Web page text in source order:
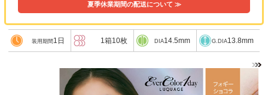
夏季休業期間の配送について ≫
装用期間 1日 1箱10枚 DIA14.5mm G.DIA13.8mm